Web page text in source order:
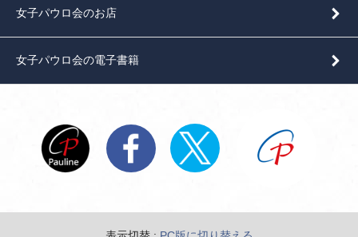
女子パウロ会のお店
女子パウロ会の電子書籍